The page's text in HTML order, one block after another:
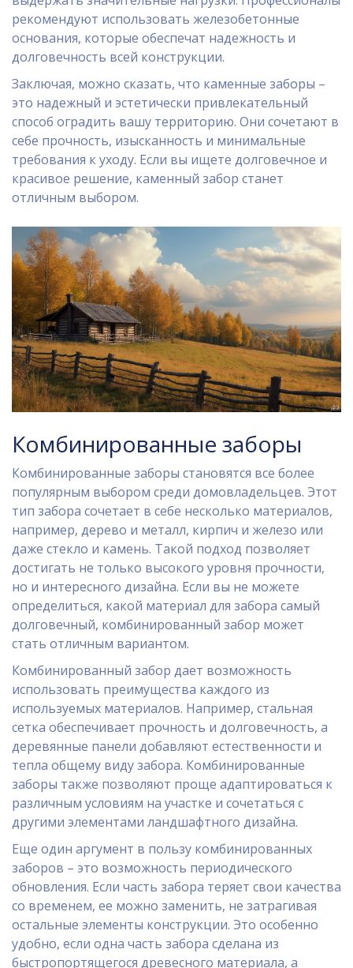
рекомендуют использовать железобетонные
основания, которые обеспечат надежность и
долговечность всей конструкции.
Заключая, можно сказать, что каменные заборы –
это надежный и эстетически привлекательный
способ оградить вашу территорию. Они сочетают в
себе прочность, изысканность и минимальные
требования к уходу. Если вы ищете долговечное и
красивое решение, каменный забор станет
отличным выбором.
Комбинированные заборы
Комбинированные заборы становятся все более
популярным выбором среди домовладельцев. Этот
тип забора сочетает в себе несколько материалов,
например, дерево и металл, кирпич и железо или
даже стекло и камень. Такой подход позволяет
достигать не только высокого уровня прочности,
но и интересного дизайна. Если вы не можете
определиться, какой материал для забора самый
долговечный, комбинированный забор может
стать отличным вариантом.
Комбинированный забор дает возможность
использовать преимущества каждого из
используемых материалов. Например, стальная
сетка обеспечивает прочность и долговечность, а
деревянные панели добавляют естественности и
тепла общему виду забора. Комбинированные
заборы также позволяют проще адаптироваться к
различным условиям на участке и сочетаться с
другими элементами ландшафтного дизайна.
Еще один аргумент в пользу комбинированных
заборов – это возможность периодического
обновления. Если часть забора теряет свои качества
со временем, ее можно заменить, не затрагивая
остальные элементы конструкции. Это особенно
удобно, если одна часть забора сделана из
быстропортящегося древесного материала, а